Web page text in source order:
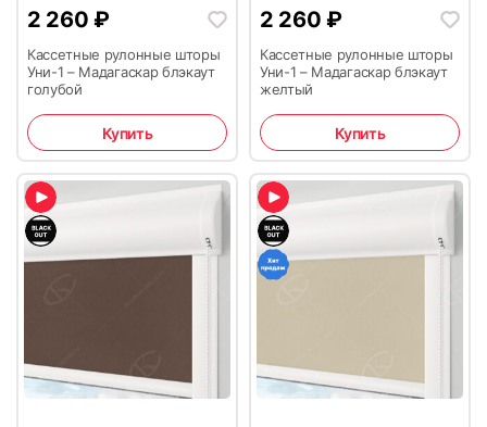
2 260 ₽
Кассетные рулонные шторы
Уни-1 – Мадагаскар блэкаут
голубой
Купить
2 260 ₽
Кассетные рулонные шторы
Уни-1 – Мадагаскар блэкаут
желтый
Купить